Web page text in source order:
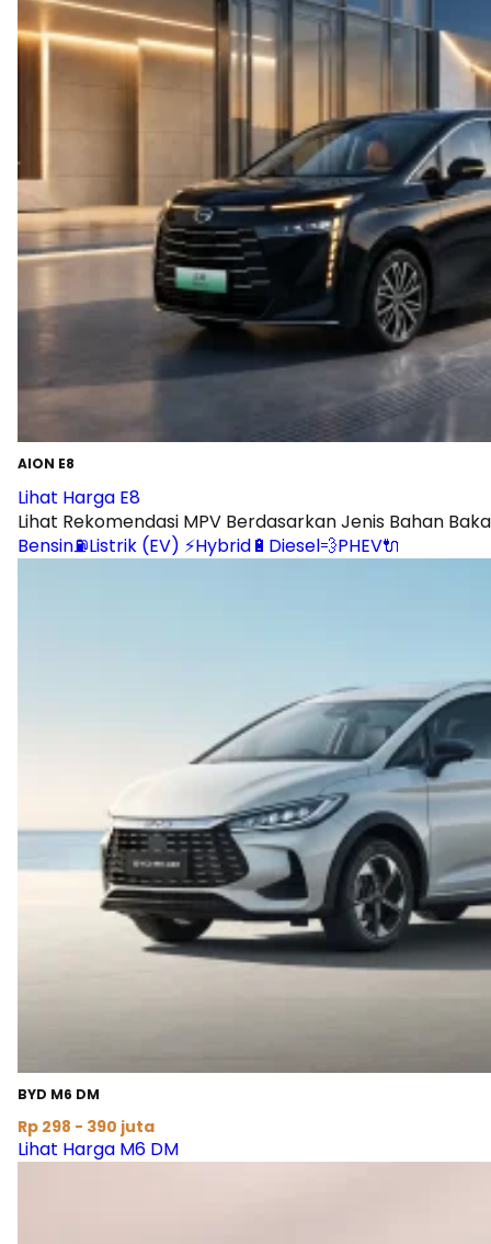
AION E8
Lihat Harga E8
Lihat Rekomendasi MPV Berdasarkan Jenis Bahan
Bensin⛽Listrik (EV) ⚡Hybrid🔋 Diesel💨PHEV🔌
BYD M6 DM
Rp 298 - 390 juta
Lihat Harga M6 DM